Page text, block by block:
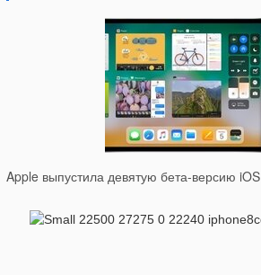
Apple выпустила девятую бета-версию